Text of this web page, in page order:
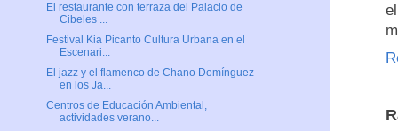
El restaurante con terraza del Palacio de
Cibeles ...
Festival Kia Picanto Cultura Urbana en el
Escenari...
El jazz y el flamenco de Chano Domínguez
en los Ja...
Centros de Educación Ambiental,
actividades verano...